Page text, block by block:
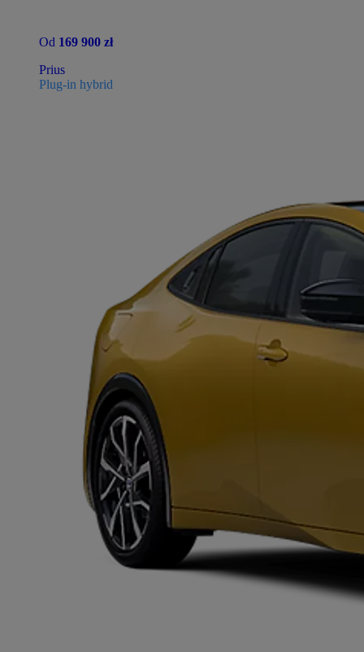
Od 169 900 zł
Prius
Plug-in hybrid